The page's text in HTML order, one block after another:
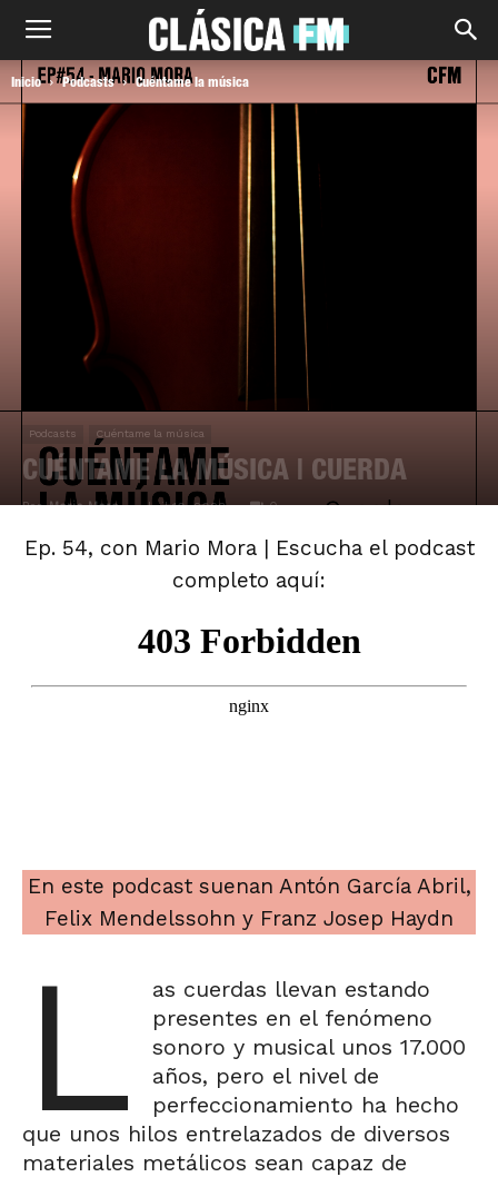
Inicio Podcasts Cuéntame la música
Podcasts Cuéntame la música
CUÉNTAME LA MÚSICA | CUERDA
Por Mario Mora - abril 10, 2023 0
Ep. 54, con Mario Mora | Escucha el podcast
completo aquí:
En este podcast suenan Antón García Abril,
Felix Mendelssohn y Franz Josep Haydn
L
as cuerdas llevan estando
presentes en el fenómeno
sonoro y musical unos 17.000
años, pero el nivel de
perfeccionamiento ha hecho
que unos hilos entrelazados de diversos
materiales metálicos sean capaz de